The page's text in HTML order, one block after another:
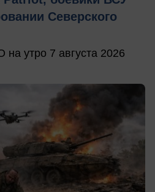
Северского
утро 7 августа 2026